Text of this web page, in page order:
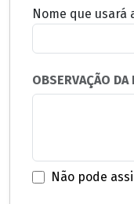
Nome que usará
OBSERVAÇÃO DA
Não pode